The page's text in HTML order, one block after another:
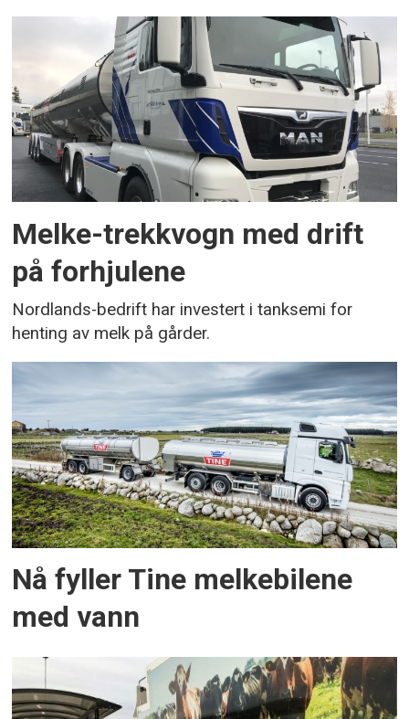
Melke-trekkvogn med drift
på forhjulene
Nordlands-bedrift har investert i tanksemi for
henting av melk på gårder.
Nå fyller Tine melkebilene
med vann